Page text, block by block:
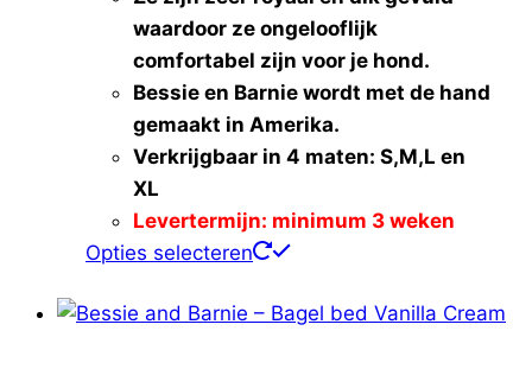
Trilly tutti Brilli(0)
Beads by Cheyenne(0)
Burley(0)
Cemaro(0)
Croozer(0)
Easy Pet
Fifi's Dog Fashion(0)
FurRéal(0)
Missogno(0)
waardoor ze ongelooflijk
comfortabel zijn voor je hond.
Bessie en Barnie wordt met de hand
gemaakt in Amerika.
Verkrijgbaar in 4 maten: S,M,L en
XL
Levertermijn: minimum 3 weken
Opties selecteren
Dit
heeft